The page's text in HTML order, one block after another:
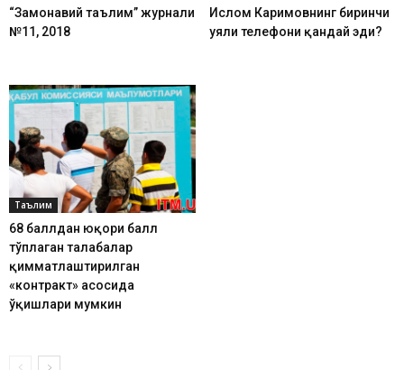
“Замонавий таълим” журнали
№11, 2018
Ислом Каримовнинг биринчи
уяли телефони қандай эди?
Таълим
68 баллдан юқори балл
тўплаган талабалар
қимматлаштирилган
«контракт» асосида
ўқишлари мумкин